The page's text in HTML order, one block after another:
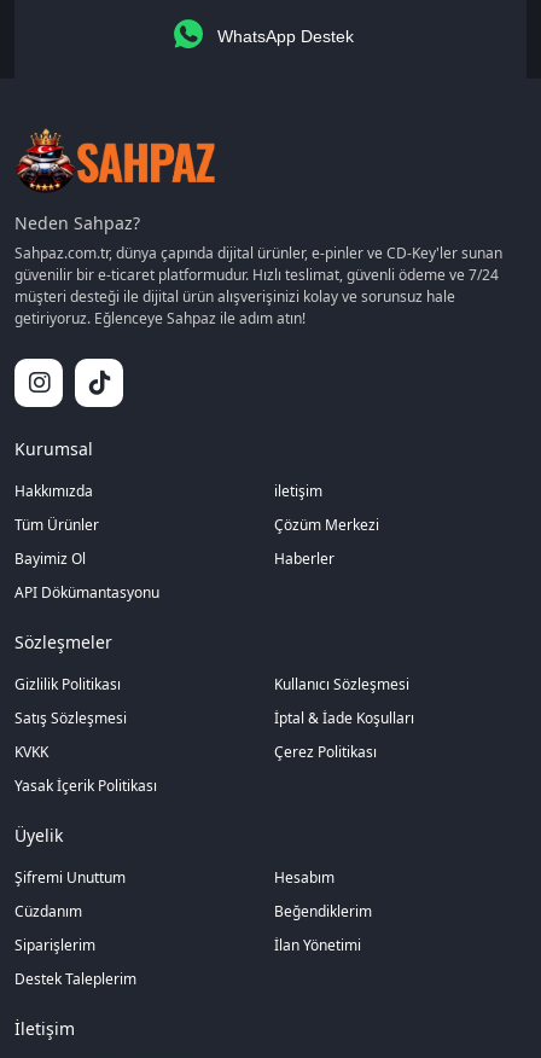
WhatsApp Destek
Neden Sahpaz?
Sahpaz.com.tr, dünya çapında dijital ürünler, e-pinler ve CD-Key'ler sunan
güvenilir bir e-ticaret platformudur. Hızlı teslimat, güvenli ödeme ve 7/24
müşteri desteği ile dijital ürün alışverişinizi kolay ve sorunsuz hale
getiriyoruz. Eğlenceye Sahpaz ile adım atın!
Kurumsal
Hakkımızda
iletişim
Tüm Ürünler
Çözüm Merkezi
Bayimiz Ol
Haberler
API Dökümantasyonu
Sözleşmeler
Gizlilik Politikası
Kullanıcı Sözleşmesi
Satış Sözleşmesi
İptal & İade Koşulları
KVKK
Çerez Politikası
Yasak İçerik Politikası
Üyelik
Şifremi Unuttum
Hesabım
Cüzdanım
Beğendiklerim
Siparişlerim
İlan Yönetimi
Destek Taleplerim
İletişim